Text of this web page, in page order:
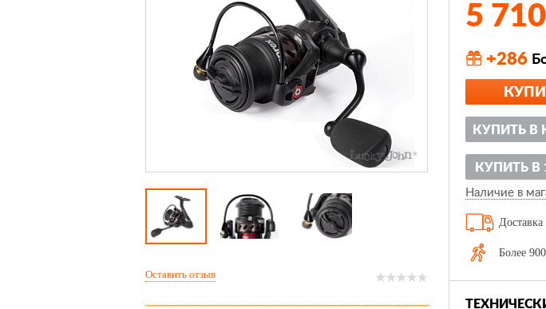
5 710
+286
КУПИТЬ В
КУПИТЬ В
Наличие в
Более
Оставить отзыв